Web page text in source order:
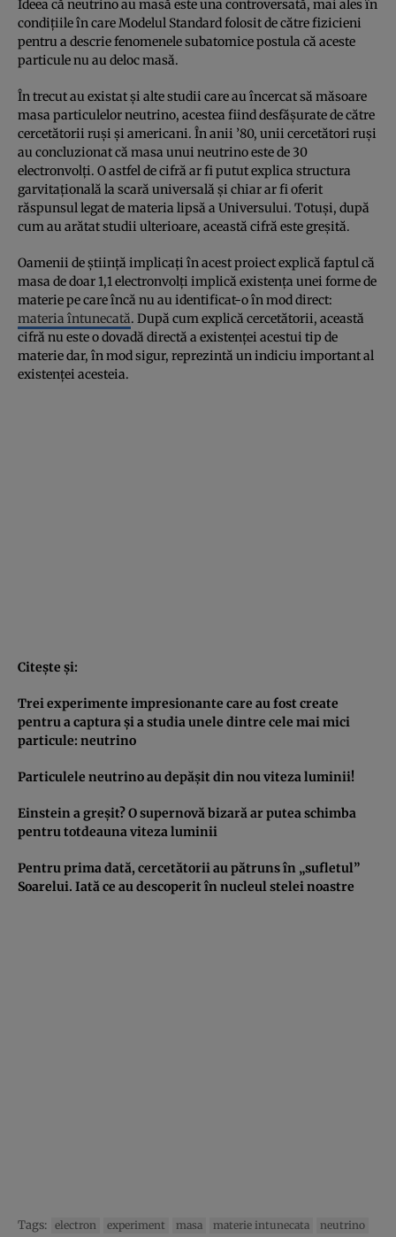
Ideea că neutrino au masă este una controversată, mai ales în
condiţiile în care Modelul Standard folosit de către fizicieni
pentru a descrie fenomenele subatomice postula că aceste
particule nu au deloc masă.
În trecut au existat şi alte studii care au încercat să măsoare
masa particulelor neutrino, acestea fiind desfăşurate de către
cercetătorii ruşi şi americani. În anii ’80, unii cercetători ruşi
au concluzionat că masa unui neutrino este de 30
electronvolţi. O astfel de cifră ar fi putut explica structura
garvitaţională la scară universală şi chiar ar fi oferit
răspunsul legat de materia lipsă a Universului. Totuşi, după
cum au arătat studii ulterioare, această cifră este greşită.
Oamenii de ştiinţă implicaţi în acest proiect explică faptul că
masa de doar 1,1 electronvolţi implică existenţa unei forme de
materie pe care încă nu au identificat-o în mod direct:
materia întunecată. După cum explică cercetătorii, această
cifră nu este o dovadă directă a existenţei acestui tip de
materie dar, în mod sigur, reprezintă un indiciu important al
existenţei acesteia.
Citeşte şi:
Trei experimente impresionante care au fost create
pentru a captura şi a studia unele dintre cele mai mici
particule: neutrino
Particulele neutrino au depăşit din nou viteza luminii!
Einstein a greşit? O supernovă bizară ar putea schimba
pentru totdeauna viteza luminii
Pentru prima dată, cercetătorii au pătruns în „sufletul”
Soarelui. Iată ce au descoperit în nucleul stelei noastre
Tags: electron experiment masa materie intunecata
neutrino